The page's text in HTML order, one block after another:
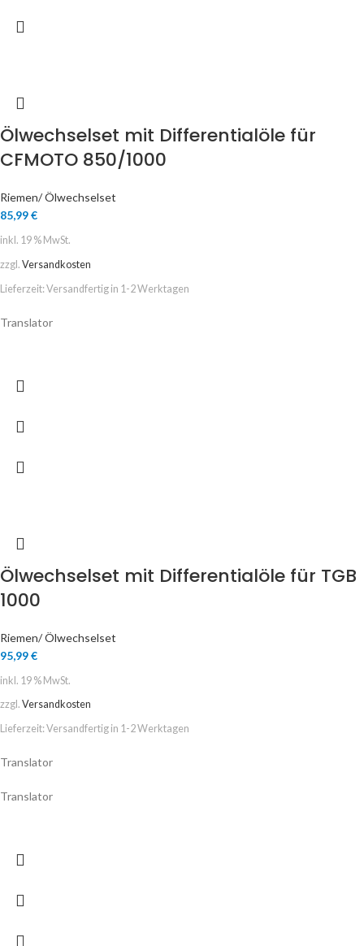
Ölwechselset mit Differentialöle für
CFMOTO 850/1000
Riemen/ Ölwechselset
85,99€
inkl. 19 % MwSt.
zzgl. Versandkosten
Lieferzeit: Versandfertig in 1-2 Werktagen
Translator
Ölwechselset mit Differentialöle für TGB
1000
Riemen/ Ölwechselset
95,99€
inkl. 19 % MwSt.
zzgl. Versandkosten
Lieferzeit: Versandfertig in 1-2 Werktagen
Translator
Translator